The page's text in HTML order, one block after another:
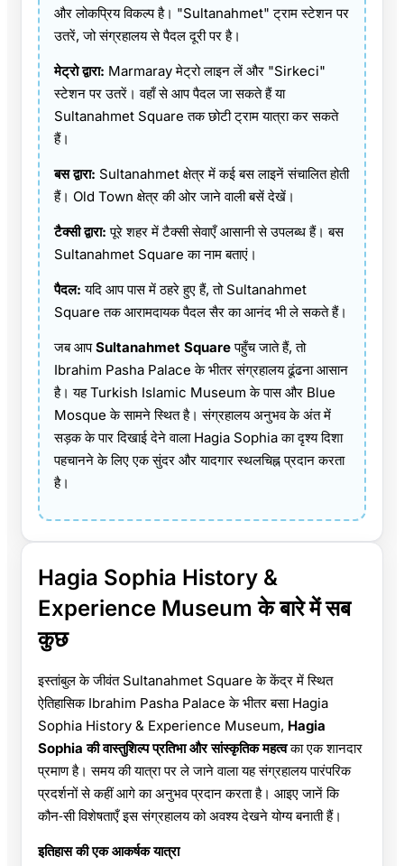
और लोकप्रिय विकल्प है। "Sultanahmet" ट्राम स्टेशन पर
उतरें, जो संग्रहालय से पैदल दूरी पर है।
मेट्रो द्वारा: Marmaray मेट्रो लाइन लें और "Sirkeci"
स्टेशन पर उतरें। वहाँ से आप पैदल जा सकते हैं या
Sultanahmet Square तक छोटी ट्राम यात्रा कर सकते
हैं।
बस द्वारा: Sultanahmet क्षेत्र में कई बस लाइनें संचालित होती
हैं। Old Town क्षेत्र की ओर जाने वाली बसें देखें।
टैक्सी द्वारा:पूरे शहर में टैक्सी सेवाएँ आसानी से उपलब्ध हैं। बस
Sultanahmet Square का नाम बताएं।
पैदल:यदि आप पास में ठहरे हुए हैं, तो Sultanahmet
Square तक आरामदायक पैदल सैर का आनंद भी ले सकते हैं।
जब आपSultanahmet Squareपहुँच जाते हैं, तो
Ibrahim Pasha Palace के भीतर संग्रहालय ढूंढना आसान
है। यह Turkish Islamic Museum के पास और Blue
Mosque के सामने स्थित है। संग्रहालय अनुभव के अंत में
सड़क के पार दिखाई देने वाला Hagia Sophia का दृश्य दिशा
पहचानने के लिए एक सुंदर और यादगार स्थलचिह्न प्रदान करता
है।
Hagia Sophia History &
Experience Museum के बारे में सब
कुछ
इस्तांबुल के जीवंत Sultanahmet Square के केंद्र में स्थित
ऐतिहासिक Ibrahim Pasha Palace के भीतर बसा Hagia
Sophia History & Experience Museum, Hagia
Sophia की वास्तुशिल्प प्रतिभा और सांस्कृतिक महत्वका एक शानदार
प्रमाण है। समय की यात्रा पर ले जाने वाला यह संग्रहालय पारंपरिक
प्रदर्शनों से कहीं आगे का अनुभव प्रदान करता है। आइए जानें कि
कौन‑सी विशेषताएँ इस संग्रहालय को अवश्य देखने योग्य बनाती हैं।
इतिहास की एक आकर्षक यात्रा